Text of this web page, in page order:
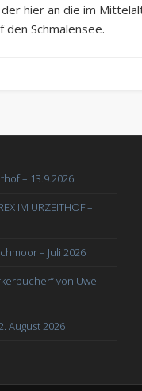
hier an die im
Schmalensee.
– 13.9.2026
IM URZEITHOF –
– Juli 2026
von Uwe-
August 2026